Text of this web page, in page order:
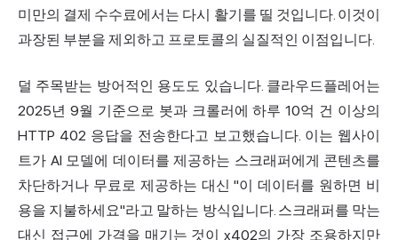
미만의 결제 수수료에서는 다시 활기를 띨 것입니다. 이것이
과장된 부분을 제외하고 프로토콜의 실질적인 이점입니다.
덜 주목받는 방어적인 용도도 있습니다. 클라우드플레어는
2025년 9월 기준으로 봇과 크롤러에 하루 10억 건 이상의
HTTP 402 응답을 전송한다고 보고했습니다. 이는 웹사이
트가 AI 모델에 데이터를 제공하는 스크래퍼에게 콘텐츠를
차단하거나 무료로 제공하는 대신 "이 데이터를 원하면 비
용을 지불하세요"라고 말하는 방식입니다. 스크래퍼를 막는
대신 접근에 가격을 매기는 것이 x402의 가장 조용하지만